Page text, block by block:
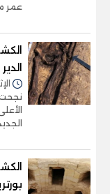
عمر
الإثنين
نجحت